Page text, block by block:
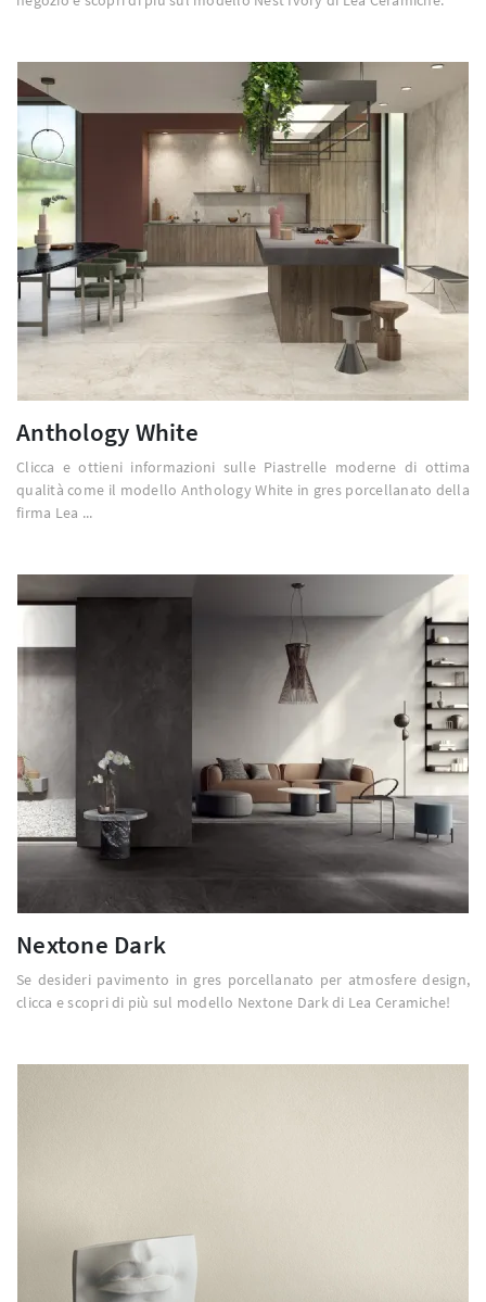
Anthology White
Clicca e ottieni informazioni sulle Piastrelle moderne di ottima
qualità come il modello Anthology White in gres porcellanato della
firma Lea ...
Nextone Dark
Se desideri pavimento in gres porcellanato per atmosfere design,
clicca e scopri di più sul modello Nextone Dark di Lea Ceramiche!